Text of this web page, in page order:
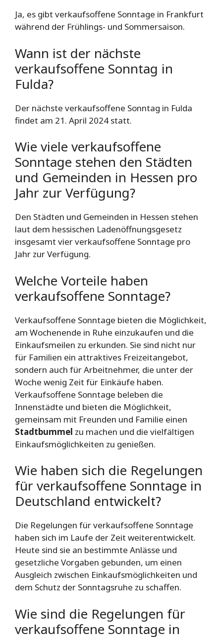
Ja, es gibt verkaufsoffene Sonntage in Frankfurt
während der Frühlings- und Sommersaison.
Wann ist der nächste
verkaufsoffene Sonntag in
Fulda?
Der nächste verkaufsoffene Sonntag in Fulda
findet am 21. April 2024 statt.
Wie viele verkaufsoffene
Sonntage stehen den Städten
und Gemeinden in Hessen pro
Jahr zur Verfügung?
Den Städten und Gemeinden in Hessen stehen
laut dem hessischen Ladenöffnungsgesetz
insgesamt vier verkaufsoffene Sonntage pro
Jahr zur Verfügung.
Welche Vorteile haben
verkaufsoffene Sonntage?
Verkaufsoffene Sonntage bieten die Möglichkeit,
am Wochenende in Ruhe einzukaufen und die
Einkaufsmeilen zu erkunden. Sie sind nicht nur
für Familien ein attraktives Freizeitangebot,
sondern auch für Arbeitnehmer, die unter der
Woche wenig Zeit für Einkäufe haben.
Verkaufsoffene Sonntage beleben die
Innenstädte und bieten die Möglichkeit,
gemeinsam mit Freunden und Familie einen
Stadtbummel zu machen und die vielfältigen
Einkaufsmöglichkeiten zu genießen.
Wie haben sich die Regelungen
für verkaufsoffene Sonntage in
Deutschland entwickelt?
Die Regelungen für verkaufsoffene Sonntage
haben sich im Laufe der Zeit weiterentwickelt.
Heute sind sie an bestimmte Anlässe und
gesetzliche Vorgaben gebunden, um einen
Ausgleich zwischen Einkaufsmöglichkeiten und
dem Schutz der Sonntagsruhe zu schaffen.
Wie sind die Regelungen für
verkaufsoffene Sonntage in